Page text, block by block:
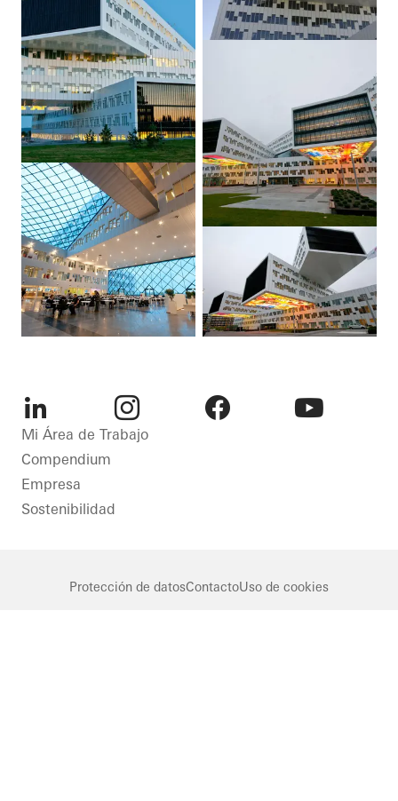
LinkedIn Instagram
Mi Área de Trabajo
Compendium
Empresa
Sostenibilidad
Protección de datosContactoUso de cookies